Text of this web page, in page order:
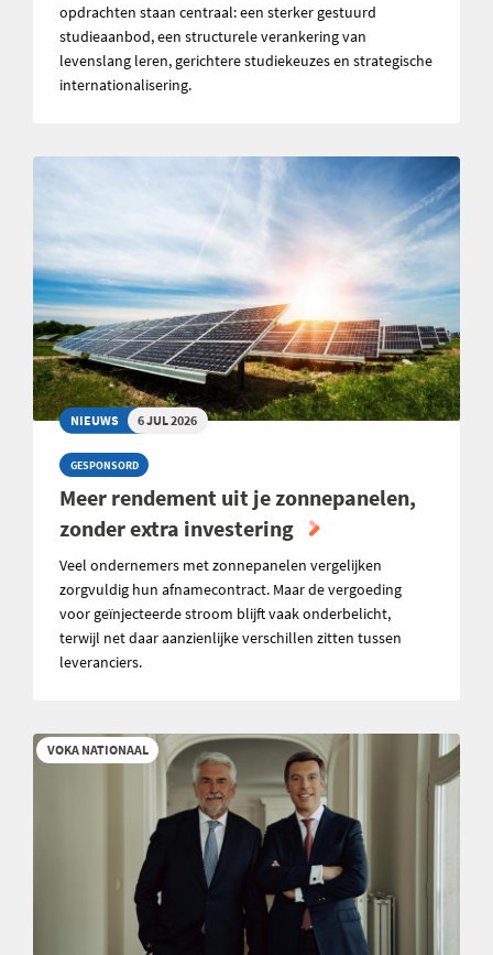
opdrachten staan centraal: een sterker gestuurd
studieaanbod, een structurele verankering van
levenslang leren, gerichtere studiekeuzes en strategische
internationalisering.
NIEUWS 6 JUL 2026
GESPONSORD
Meer rendement uit je zonnepanelen,
zonder extra investering
Veel ondernemers met zonnepanelen vergelijken
zorgvuldig hun afnamecontract. Maar de vergoeding
voor geïnjecteerde stroom blijft vaak onderbelicht,
terwijl net daar aanzienlijke verschillen zitten tussen
leveranciers.
VOKA NATIONAAL